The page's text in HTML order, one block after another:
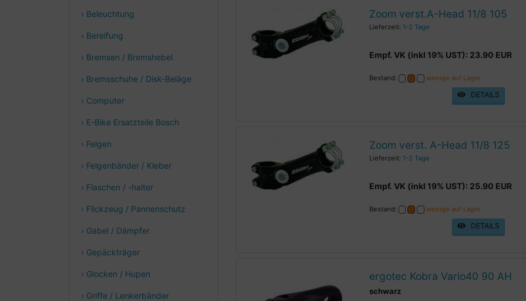
› Beleuchtung
› Bereifung
› Bremsen / Bremshebel
› Bremsschuhe / Disk-Beläge
› Computer
› E-Bike Ersatzteile Bosch
› Felgen
› Felgenbänder / Kleber
› Flaschen / -halter
› Flickzeug / Pannenschutz
› Gabel / Dämpfer
› Gepäckträger
› Glocken / Hupen
› Griffe / Lenkerbänder
Zoom verst.A-Head 11/8 105
Lieferzeit: 1-2 Tage
Empf. VK (inkl 19% UST): 23.90 EUR
Bestand: wenige auf Lager
DETAILS
Zoom verst. A-Head 11/8 125
Lieferzeit: 1-2 Tage
Empf. VK (inkl 19% UST): 25.90 EUR
Bestand: wenige auf Lager
DETAILS
ergotec Kobra Vario40 90 AH
schwarz